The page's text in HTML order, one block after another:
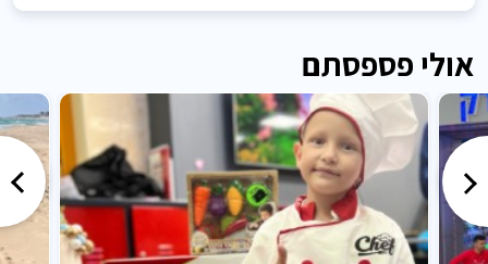
אולי פספסתם